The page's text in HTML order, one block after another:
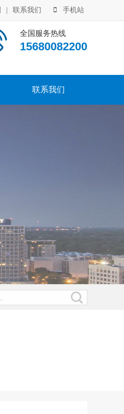
联系我们 手机站
全国服务热线
15680082200
联系我们